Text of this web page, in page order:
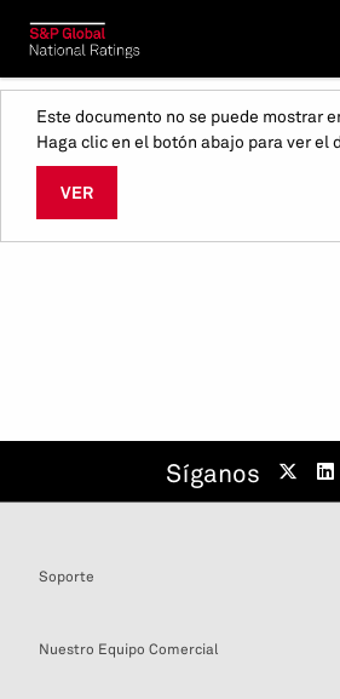
Este documento no se puede mostrar
Haga clic en el botón abajo para ver el
VER
Síganos
Soporte
Nuestro Equipo Comercial